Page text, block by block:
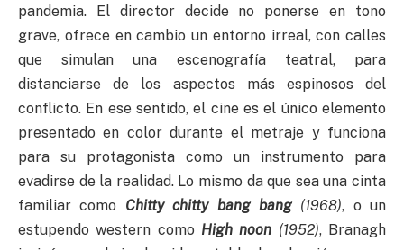
pandemia. El director decide no ponerse en tono
grave, ofrece en cambio un entorno irreal, con calles
que simulan una escenografía teatral, para
distanciarse de los aspectos más espinosos del
conflicto. En ese sentido, el cine es el único elemento
presentado en color durante el metraje y funciona
para su protagonista como un instrumento para
evadirse de la realidad. Lo mismo da que sea una cinta
familiar como Chitty chitty bang bang(1968), o un
estupendo western como High noon (1952), Branagh